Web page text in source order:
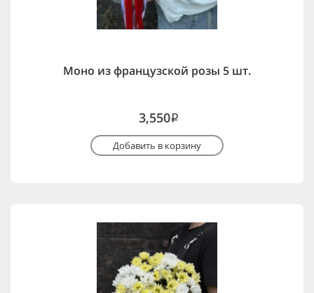
Моно из французской розы 5 шт.
3,550i
Добавить в корзину